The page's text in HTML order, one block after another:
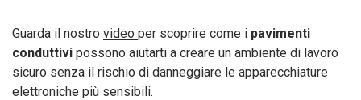
Guarda il nostro video per scoprire come i pavimenti
conduttivi possono aiutarti a creare un ambiente di lavoro
sicuro senza il rischio di danneggiare le apparecchiature
elettroniche più sensibili.